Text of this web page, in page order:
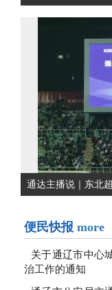
通达主播说｜东北
便民快报 more
关于通辽市中心
治工作的通知